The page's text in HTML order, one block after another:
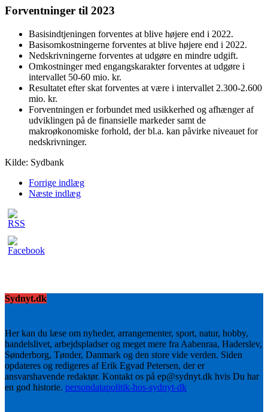
Forventninger til 2023
Basisindtjeningen forventes at blive højere end i 2022.
Basisomkostningerne forventes at blive højere end i 2022.
Nedskrivningerne forventes at udgøre en mindre udgift.
Omkostninger med engangskarakter forventes at udgøre i
intervallet 50-60 mio. kr.
Resultatet efter skat forventes at være i intervallet 2.300-2.600
mio. kr.
Forventningen er forbundet med usikkerhed og afhænger af
udviklingen på de finansielle markeder samt de
makroøkonomiske forhold, der bl.a. kan påvirke niveauet for
nedskrivninger.
Kilde: Sydbank
Forrige indlæg
Næste indlæg
Sydnyt.dk
Her kan du læse om nyheder, arrangementer, sport, natur, hobby,
handelslivet, arbejdspladser og meget mere fra Aabenraa, Haderslev,
Sønderborg, Tønder, Danmark og den store vide verden. Siden
opdateres og redigeres af Erik Egvad Petersen, der er
ansvarshavende redaktør. Kontakt os på ep@sydnyt.dk hvis Du har
en god historie. persondatapolitik-hos-sydnyt-dk